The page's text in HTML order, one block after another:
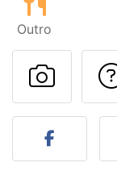
Outro
Fez